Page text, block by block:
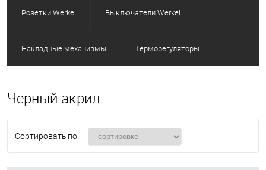
Розетки Werkel Выключатели Werkel
Накладные механизмы Терморегуляторы
Черный акрил
Сортировать по: